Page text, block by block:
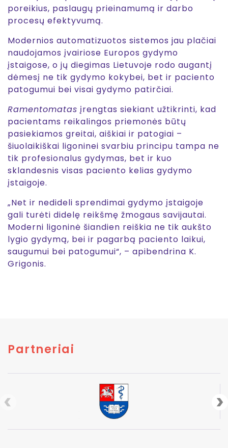
poreikius, paslaugų prieinamumą ir darbo
procesų efektyvumą.
Modernios automatizuotos sistemos jau plačiai
naudojamos įvairiose Europos gydymo
įstaigose, o jų diegimas Lietuvoje rodo augantį
dėmesį ne tik gydymo kokybei, bet ir paciento
patogumui bei visai gydymo patirčiai.
Ramentomatas įrengtas siekiant užtikrinti, kad
pacientams reikalingos priemonės būtų
pasiekiamos greitai, aiškiai ir patogiai –
šiuolaikiškai ligoninei svarbiu principu tampa ne
tik profesionalus gydymas, bet ir kuo
sklandesnis visas paciento kelias gydymo
įstaigoje.
„Net ir nedideli sprendimai gydymo įstaigoje
gali turėti didelę reikšmę žmogaus savijautai.
Moderni ligoninė šiandien reiškia ne tik aukšto
lygio gydymą, bei ir pagarbą paciento laikui,
saugumui bei patogumui“, – apibendrina K.
Grigonis.
Partneriai